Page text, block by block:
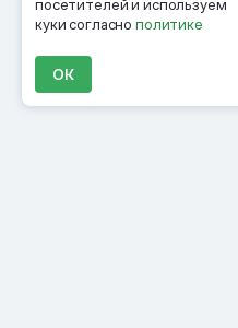
посетителей и используем
куки согласнополитике
ОК